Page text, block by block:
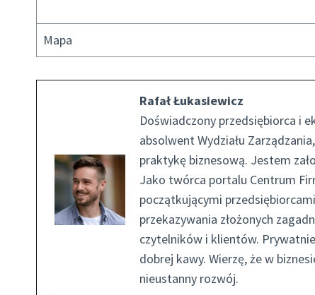
Mapa
Rafał Łukasiewicz
Doświadczony przedsiębiorca i
absolwent Wydziału
praktykę biznesową. Jestem
Jako twórca portalu Centrum
początkującymi
przekazywania złożonych
czytelników i klientów.
dobrej kawy. Wierzę, że w
nieustanny rozwój.